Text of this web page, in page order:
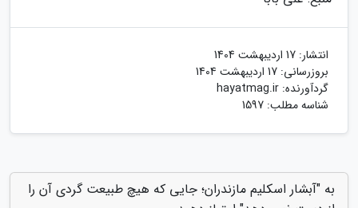
انتشار: 17 اردیبهشت 1404
بروزرسانی: 17 اردیبهشت 1404
گردآورنده: hayatmag.ir
شناسه مطلب: 1597
به "آبشار اسکلیم مازندران؛ جایی که هیچ طبیعت گردی آن را